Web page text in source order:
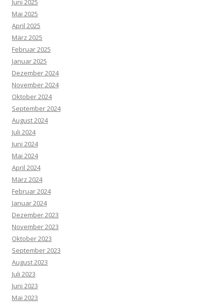
Juni 2025
Mai 2025
April 2025
März 2025
Februar 2025
Januar 2025
Dezember 2024
November 2024
Oktober 2024
September 2024
August 2024
Juli 2024
Juni 2024
Mai 2024
April 2024
März 2024
Februar 2024
Januar 2024
Dezember 2023
November 2023
Oktober 2023
September 2023
August 2023
Juli 2023
Juni 2023
Mai 2023